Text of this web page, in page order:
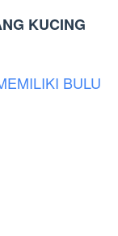
KUCING
BULU